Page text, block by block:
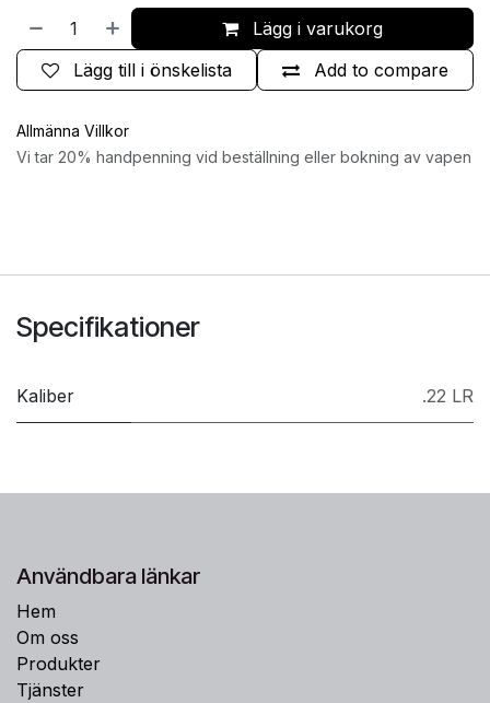
Lägg i varukorg
Add to compare
Lägg till i önskelista
Allmänna Villkor
Vi tar 20% handpenning vid beställning eller bokning av vapen
Specifikationer
Kaliber .22 LR
Användbara länkar
Hem
Om oss
Produkter
Tjänster